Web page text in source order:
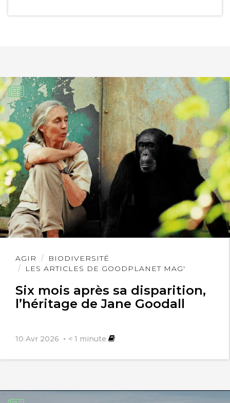
AGIR
BIODIVERSITÉ
LES ARTICLES DE GOODPLANET MAG'
Six mois après sa disparition,
l’héritage de Jane Goodall
10 Avr 2026 < 1 minute
Lire
l'article